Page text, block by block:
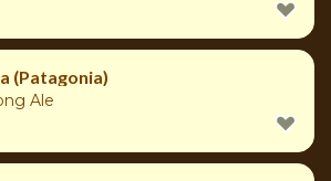
(Patagonia)
Ale